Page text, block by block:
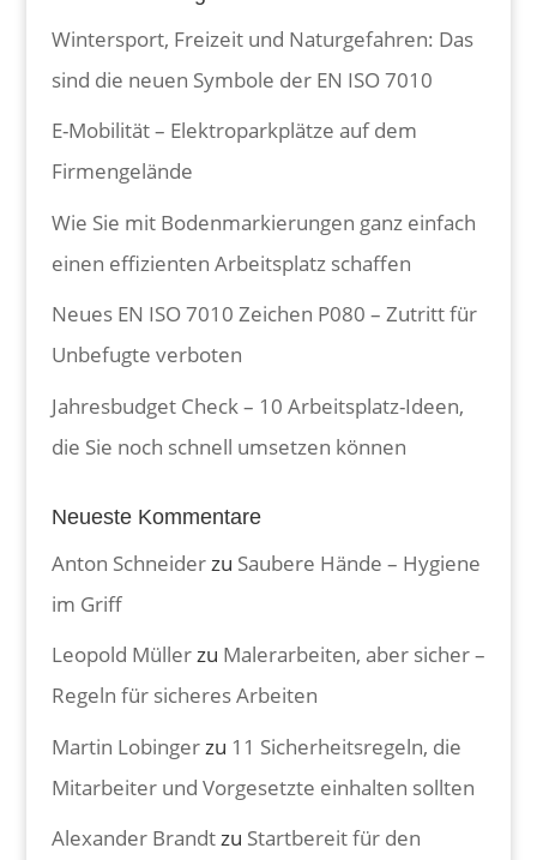
Wintersport, Freizeit und Naturgefahren: Das
sind die neuen Symbole der EN ISO 7010
E-Mobilität – Elektroparkplätze auf dem
Firmengelände
Wie Sie mit Bodenmarkierungen ganz einfach
einen effizienten Arbeitsplatz schaffen
Neues EN ISO 7010 Zeichen P080 – Zutritt für
Unbefugte verboten
Jahresbudget Check – 10 Arbeitsplatz-Ideen,
die Sie noch schnell umsetzen können
Neueste Kommentare
Anton Schneiderzu Saubere Hände – Hygiene
im Griff
Leopold Müllerzu Malerarbeiten, aber sicher –
Regeln für sicheres Arbeiten
Martin Lobingerzu 11 Sicherheitsregeln, die
Mitarbeiter und Vorgesetzte einhalten sollten
Alexander Brandtzu Startbereit für den